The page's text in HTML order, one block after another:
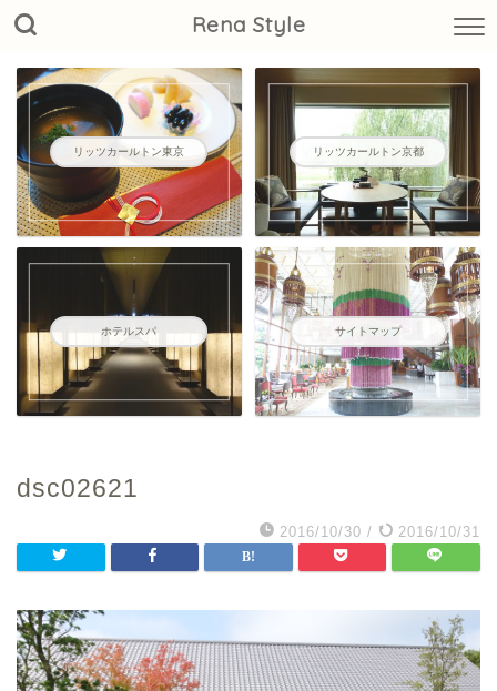
Rena Style
リッツカールトン東京 リッツカールトン京都
ホテルスパ サイトマップ
dsc02621
2016/10/30 / 2016/10/31